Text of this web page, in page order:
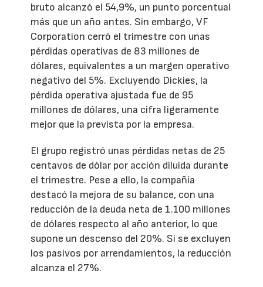
bruto alcanzó el 54,9%, un punto porcentual
más que un año antes. Sin embargo, VF
Corporation cerró el trimestre con unas
pérdidas operativas de 83 millones de
dólares, equivalentes a un margen operativo
negativo del 5%. Excluyendo Dickies, la
pérdida operativa ajustada fue de 95
millones de dólares, una cifra ligeramente
mejor que la prevista por la empresa.
El grupo registró unas pérdidas netas de 25
centavos de dólar por acción diluida durante
el trimestre. Pese a ello, la compañía
destacó la mejora de su balance, con una
reducción de la deuda neta de 1.100 millones
de dólares respecto al año anterior, lo que
supone un descenso del 20%. Si se excluyen
los pasivos por arrendamientos, la reducción
alcanza el 27%.